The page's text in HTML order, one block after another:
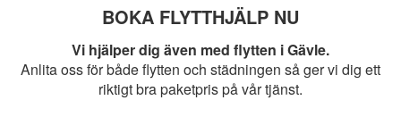
BOKA FLYTTHJÄLP NU
Vi hjälper dig även med flytten i Gävle.
Anlita oss för både flytten och städningen så ger vi dig ett
riktigt bra paketpris på vår tjänst.